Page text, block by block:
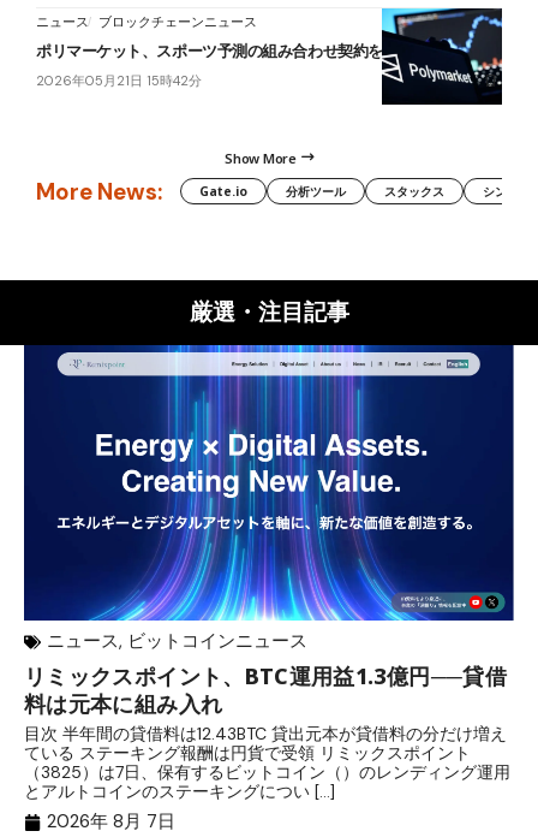
ニュース ブロックチェーンニュース
ポリマーケット、スポーツ予測の組み合わせ契約を上場へ
2026年05月21日 15時42分
Show More
More News: Gate.io 分析ツール スタックス シンボル
厳選・注目記事
ニュース, ビットコインニュース
リミックスポイント、BTC運用益1.3億円──貸借
料は元本に組み入れ
目次 半年間の貸借料は12.43BTC 貸出元本が貸借料の分だけ増え
ている ステーキング報酬は円貨で受領 リミックスポイント
（3825）は7日、保有するビットコイン（）のレンディング運用
とアルトコインのステーキングについ […]
2026年 8月 7日